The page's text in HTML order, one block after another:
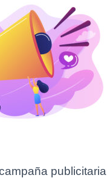
publicitaria